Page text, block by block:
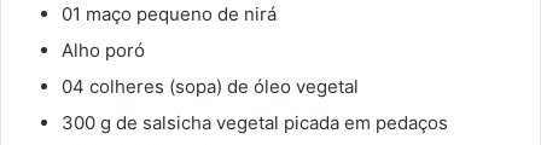
01 maço pequeno de nirá
Alho poró
04 colheres (sopa) de óleo vegetal
300 g de salsicha vegetal picada em pedaços